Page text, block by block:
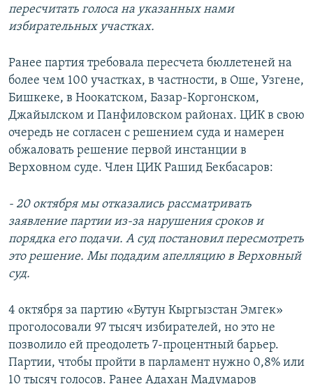
пересчитать голоса на указанных нами
избирательных участках.
Ранее партия требовала пересчета бюллетеней на
более чем 100 участках, в частности, в Оше, Узгене,
Бишкеке, в Ноокатском, Базар-Коргонском,
Джайылском и Панфиловском районах. ЦИК в свою
очередь не согласен с решением суда и намерен
обжаловать решение первой инстанции в
Верховном суде. Член ЦИК Рашид Бекбасаров:
- 20 октября мы отказались рассматривать
заявление партии из-за нарушения сроков и
порядка его подачи. А суд постановил пересмотреть
это решение. Мы подадим апелляцию в Верховный
суд.
4 октября за партию «Бутун Кыргызстан Эмгек»
проголосовали 97 тысяч избирателей, но это не
позволило ей преодолеть 7-процентный барьер.
Партии, чтобы пройти в парламент нужно 0,8% или
10 тысяч голосов. Ранее Адахан Мадумаров